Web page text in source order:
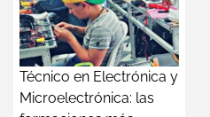
Técnico en Electrónica y
Microelectrónica: las